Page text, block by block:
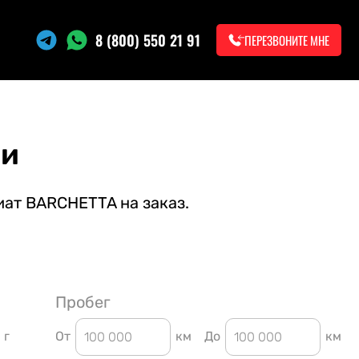
8 (800) 550 21 91 ПЕРЕЗВОНИТЕ МНЕ
BARCHETTA на заказ.
г
Пробег
От км До км